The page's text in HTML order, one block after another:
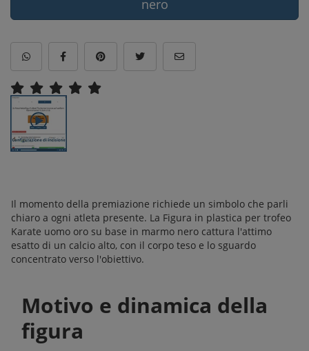
nero
Il momento della premiazione richiede un simbolo che parli
chiaro a ogni atleta presente. La Figura in plastica per trofeo
Karate uomo oro su base in marmo nero cattura l'attimo
esatto di un calcio alto, con il corpo teso e lo sguardo
concentrato verso l'obiettivo.
Motivo e dinamica della
figura